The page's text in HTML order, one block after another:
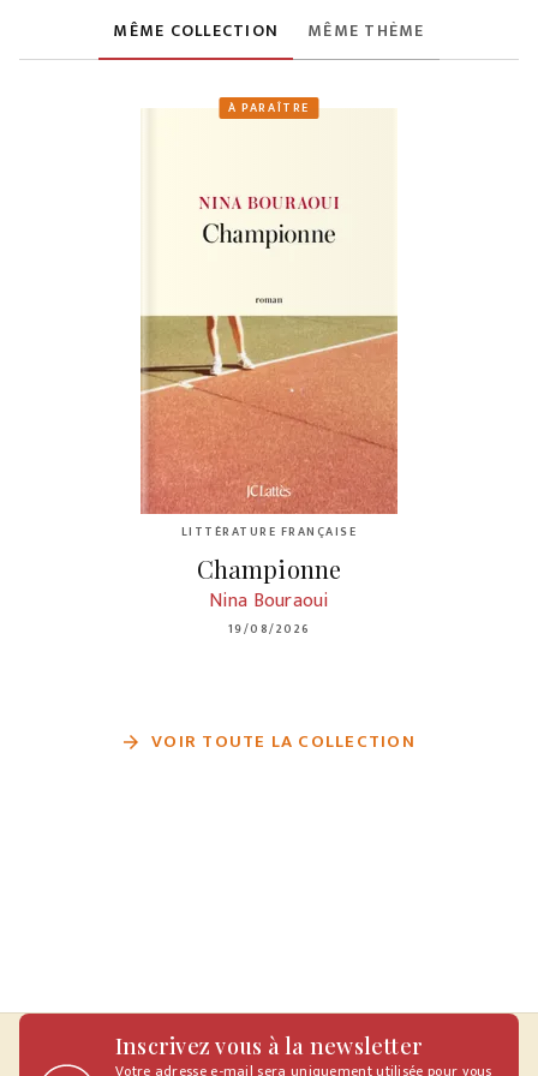
MÊME COLLECTION MÊME THÈME
À PARAÎTRE
LITTÉRATURE FRANÇAISE
Championne
Nina Bouraoui
19/08/2026
arrow_forward VOIR TOUTE LA COLLECTION
Inscrivez vous à la newsletter